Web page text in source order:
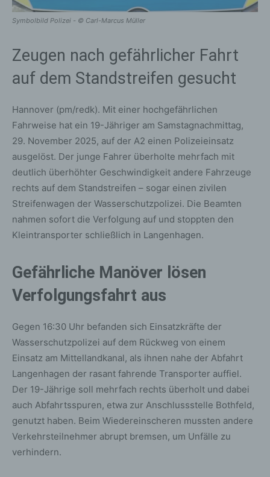
Symbolbild Polizei - © Carl-Marcus Müller
Zeugen nach gefährlicher Fahrt
auf dem Standstreifen gesucht
Hannover (pm/redk). Mit einer hochgefährlichen
Fahrweise hat ein 19-Jähriger am Samstagnachmittag,
29. November 2025, auf der A2 einen Polizeieinsatz
ausgelöst. Der junge Fahrer überholte mehrfach mit
deutlich überhöhter Geschwindigkeit andere Fahrzeuge
rechts auf dem Standstreifen – sogar einen zivilen
Streifenwagen der Wasserschutzpolizei. Die Beamten
nahmen sofort die Verfolgung auf und stoppten den
Kleintransporter schließlich in Langenhagen.
Gefährliche Manöver lösen
Verfolgungsfahrt aus
Gegen 16:30 Uhr befanden sich Einsatzkräfte der
Wasserschutzpolizei auf dem Rückweg von einem
Einsatz am Mittellandkanal, als ihnen nahe der Abfahrt
Langenhagen der rasant fahrende Transporter auffiel.
Der 19-Jährige soll mehrfach rechts überholt und dabei
auch Abfahrtsspuren, etwa zur Anschlussstelle Bothfeld,
genutzt haben. Beim Wiedereinscheren mussten andere
Verkehrsteilnehmer abrupt bremsen, um Unfälle zu
verhindern.